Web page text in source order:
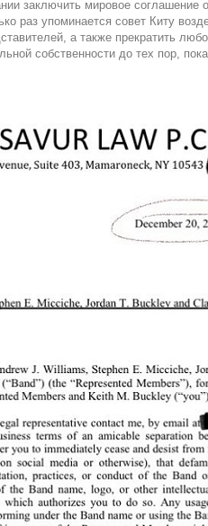
заключить мировое соглашение
раз упоминается совет Киту
а также прекратить
собственности до тех пор,